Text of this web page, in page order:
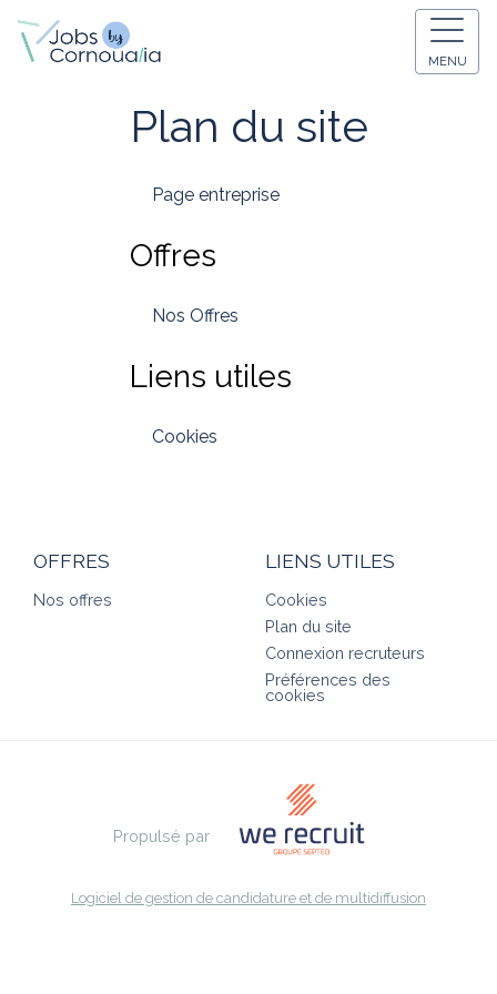
MENU
Plan du site
Page entreprise
Offres
Nos Offres
Liens utiles
Cookies
OFFRES
Nos offres
LIENS UTILES
Cookies
Plan du site
Connexion recruteurs
Préférences des
cookies
Propulsé par
Logiciel de gestion de candidature et de multidiffusion